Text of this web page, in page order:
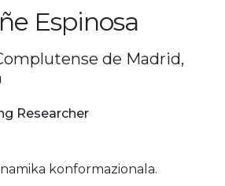
Espinosa
de Madrid,
Researcher
konformazionala.